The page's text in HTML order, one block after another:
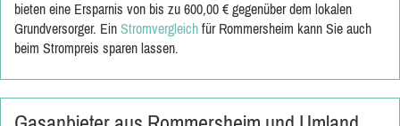
bieten eine Ersparnis von bis zu 600,00 € gegenüber dem lokalen
Grundversorger. Ein Stromvergleich für Rommersheim kann Sie auch
beim Strompreis sparen lassen.